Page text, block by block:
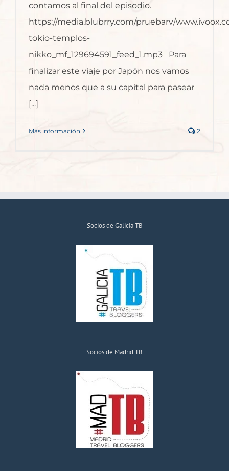
contamos al final del episodio.
https://media.blubrry.com/pruebarv/
tokio-templos-
nikko_mf_129694591_feed_1.mp3 Para
finalizar este viaje por Japón nos vamos
nada menos que a su capital para pasear
[...]
Más información 2
Socios de Galicia TB
Socios de Madrid TB